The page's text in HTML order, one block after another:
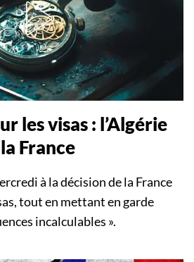
les visas : l’Algérie
France
à la décision de la France
tout en mettant en garde
incalculables ».